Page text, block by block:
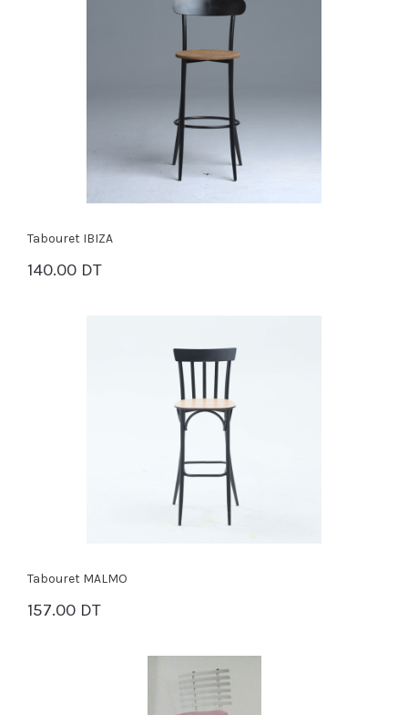
Tabouret IBIZA
140.00 DT
PANIER
Tabouret MALMO
157.00 DT
PANIER